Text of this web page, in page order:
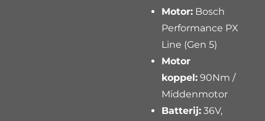
Motor: Bosch
Performance PX
Line (Gen 5)
Motor
koppel: 90Nm /
Middenmotor
Batterij: 36V,